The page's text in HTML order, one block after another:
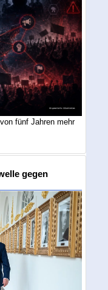
fünf Jahren mehr
gegen